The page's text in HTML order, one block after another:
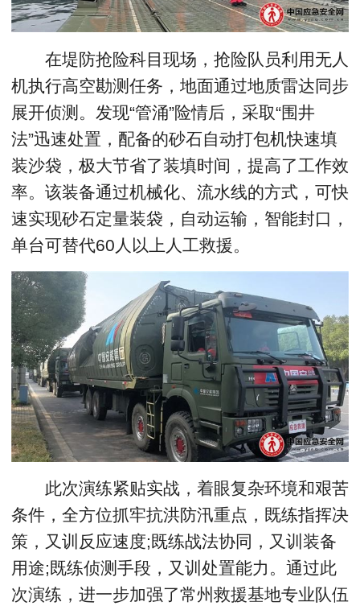
在堤防抢险科目现场，抢险队员利用无人
机执行高空勘测任务，地面通过地质雷达同步
展开侦测。发现“管涌”险情后，采取“围井
法”迅速处置，配备的砂石自动打包机快速填
装沙袋，极大节省了装填时间，提高了工作效
率。该装备通过机械化、流水线的方式，可快
速实现砂石定量装袋，自动运输，智能封口，
单台可替代60人以上人工救援。
此次演练紧贴实战，着眼复杂环境和艰苦
条件，全方位抓牢抗洪防汛重点，既练指挥决
策，又训反应速度;既练战法协同，又训装备
用途;既练侦测手段，又训处置能力。通过此
次演练，进一步加强了常州救援基地专业队伍